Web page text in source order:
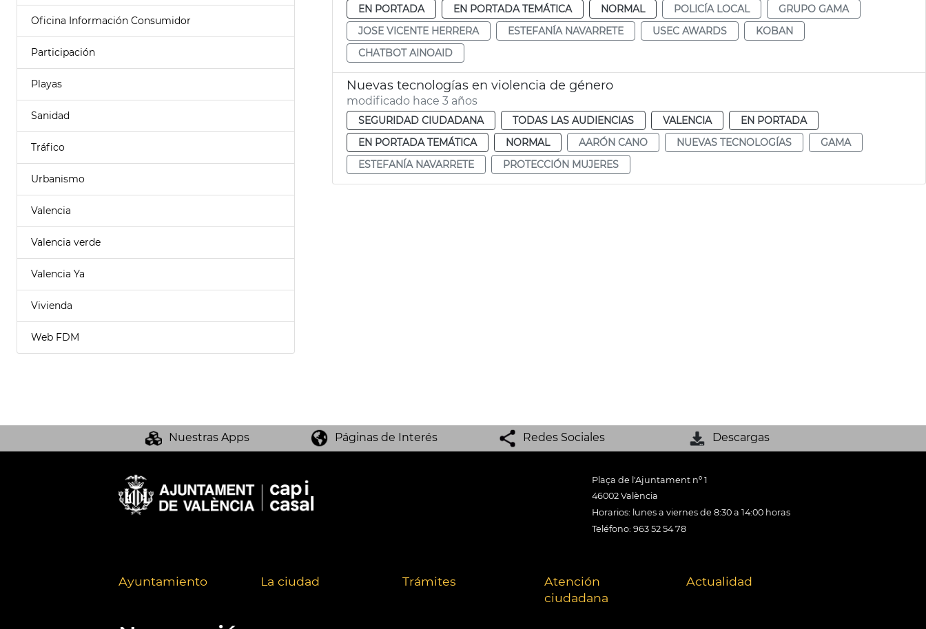
Oficina Información Consumidor
Participación
Playas
Sanidad
Tráfico
Urbanismo
Valencia
Valencia verde
Valencia Ya
Vivienda
Web FDM
EN PORTADA
EN PORTADA TEMÁTICA NORMAL POLICÍA LOCAL
GRUPO GAMA
JOSE VICENTE HERRERA
ESTEFANÍA NAVARRETE USEC AWARDS
KOBAN
CHATBOT AINOAID
Nuevas tecnologías en violencia de género
modificado hace 3 años
SEGURIDAD CIUDADANA TODAS LAS AUDIENCIAS VALENCIA
EN PORTADA
EN PORTADA TEMÁTICA
NORMAL AARÓN CANO NUEVAS TECNOLOGÍAS
GAMA
ESTEFANÍA NAVARRETE
PROTECCIÓN MUJERES
Nuestras Apps Páginas de Interés Redes Sociales Descargas
Plaça de l'Ajuntament nº 1
46002 València
Horarios: lunes a viernes de 8:30 a 14:00 horas
Teléfono: 963 52 54 78
Ayuntamiento La ciudad Trámites
Atención
ciudadana
Actualidad